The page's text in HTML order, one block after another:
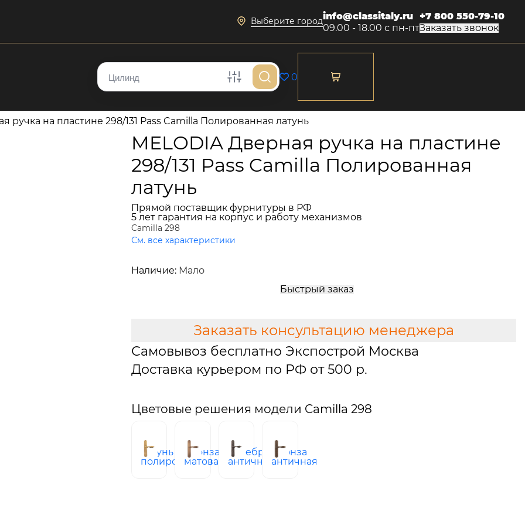
Выберите городinfo@classitaly.ru
09.00 - 18.00 с пн-пт
+7 800 550-79-10
Заказать звонок
0
ручка на пластине 298/131 Pass Camilla Полированная латунь
MELODIA Дверная ручка на пластине
298/131 Pass Camilla Полированная
латунь
Прямой поставщик фурнитуры в РФ
5 лет гарантия на корпус и работу механизмов
Camilla 298
См. все характеристики
Наличие: Мало
Быстрый заказ
Заказать консультацию менеджера
Самовывоз бесплатно Экспострой Москва
Доставка курьером по РФ от 500 р.
Цветовые решения модели Camilla 298
латунь
полированная
бронза
матовая
серебро
античное
бронза
античная